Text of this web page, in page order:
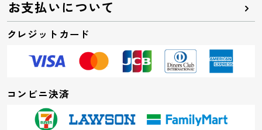
お支払いについて
クレジットカード
コンビニ決済